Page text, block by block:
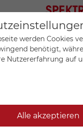
Mein Warenkorb
werden Cookies
benötigt,
Nutzererfahrung auf
Alle akzeptieren